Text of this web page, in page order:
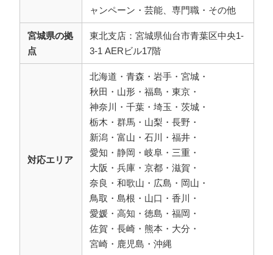
ャンペーン・芸能、専門職・その他
宮城県の拠
点
東北支店：宮城県仙台市青葉区中央1-
3-1 AERビル17階
対応エリア
北海道・青森・岩手・宮城・
秋田・山形・福島・東京・
神奈川・千葉・埼玉・茨城・
栃木・群馬・山梨・長野・
新潟・富山・石川・福井・
愛知・静岡・岐阜・三重・
大阪・兵庫・京都・滋賀・
奈良・和歌山・広島・岡山・
鳥取・島根・山口・香川・
愛媛・高知・徳島・福岡・
佐賀・長崎・熊本・大分・
宮崎・鹿児島・沖縄